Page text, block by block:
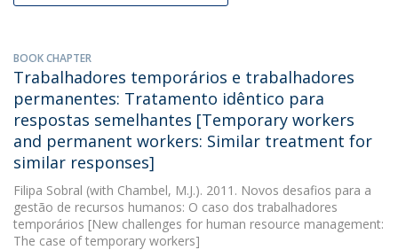
BOOK CHAPTER
Trabalhadores temporários e trabalhadores
permanentes: Tratamento idêntico para
respostas semelhantes [Temporary workers
and permanent workers: Similar treatment for
similar responses]
Filipa Sobral (with Chambel, M.J.). 2011. Novos desafios para a
gestão de recursos humanos: O caso dos trabalhadores
temporários [New challenges for human resource management:
The case of temporary workers]